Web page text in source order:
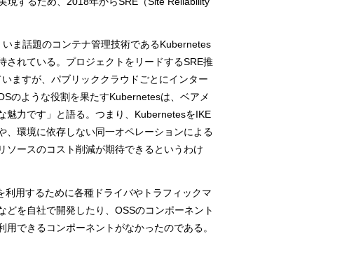
ま話題のコンテナ管理技術であるKubernetes
れている。プロジェクトをリードするSRE推
ますが、パブリッククラウドごとにインター
のような役割を果たすKubernetesは、ベアメ
魅力です」と語る。つまり、KubernetesをIKE
環境に依存しない同一オペレーションによる
ソースのコスト削減が期待できるというわけ
用するために各種ドライバやトラフィックマ
を自社で開発したり、OSSのコンポーネント
できるコンポーネントがなかったのである。